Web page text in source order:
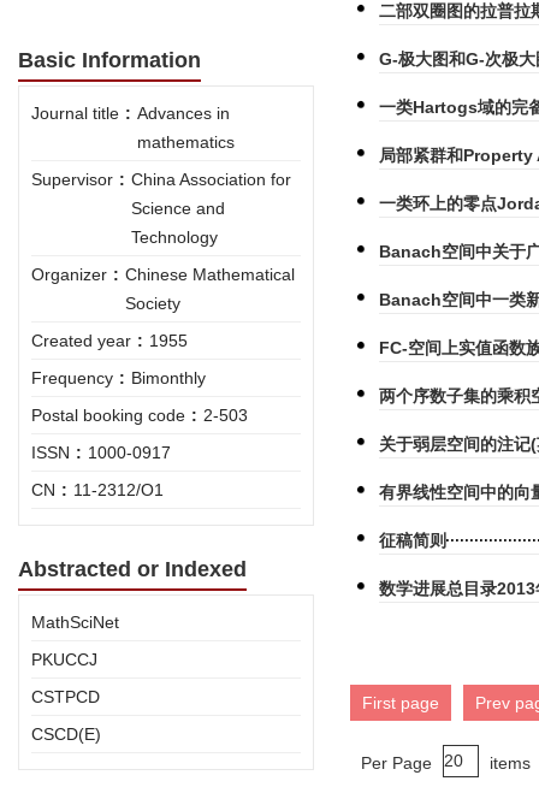
Basic Information
Journal title : Advances in
mathematics
Supervisor : China Association for
Science and
Technology
Organizer : Chinese Mathematical
Society
Created year : 1955
Frequency : Bimonthly
Postal booking code : 2-503
ISSN : 1000-0917
CN : 11-2312/O1
Abstracted or Indexed
MathSciNet
PKUCCJ
CSTPCD
CSCD(E)
二部双圈图的拉普拉
G-极大图和G-次极
一类Hartogs域的完
局部紧群和Property
一类环上的零点
Banach空间中关于
Banach空间中一类
FC-空间上实值函数
两个序数子集的乘积
关于弱层空间的注记
有界线性空间中的
征稿简则
数学进展总目录
First page Prev
Per Page items